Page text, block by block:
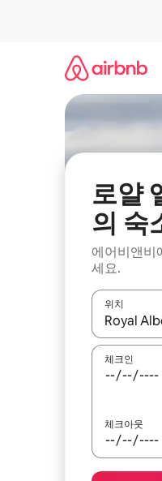
로얄
의 숙
에어비앤비
세요.
위치
결과가 나
체크인
체크아웃